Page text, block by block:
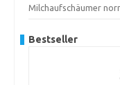
Milchaufschäumer
Bestseller